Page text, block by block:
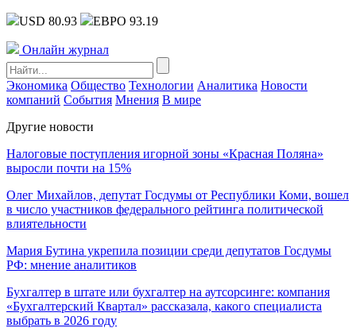
USD 80.93 ЕВРО 93.19
Онлайн журнал
Экономика Общество Технологии Аналитика Новости
компаний События Мнения В мире
Другие новости
Налоговые поступления игорной зоны «Красная Поляна»
выросли почти на 15%
Олег Михайлов, депутат Госдумы от Республики Коми, вошел
в число участников федерального рейтинга политической
влиятельности
Мария Бутина укрепила позиции среди депутатов Госдумы
РФ: мнение аналитиков
Бухгалтер в штате или бухгалтер на аутсорсинге: компания
«Бухгалтерский Квартал» рассказала, какого специалиста
выбрать в 2026 году